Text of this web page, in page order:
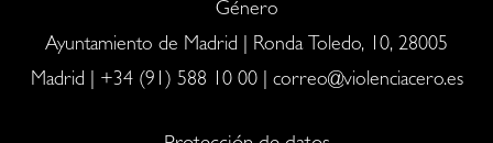
Género
Ayuntamiento de Madrid | Ronda Toledo, 10, 28005
Madrid | +34 (91) 588 10 00| correo@violenciacero.es